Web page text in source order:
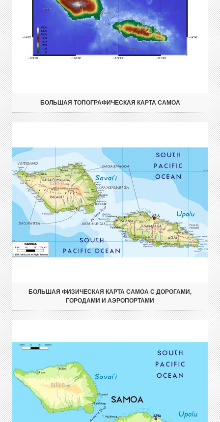
БОЛЬШАЯ ТОПОГРАФИЧЕСКАЯ КАРТА САМОА
БОЛЬШАЯ ФИЗИЧЕСКАЯ КАРТА САМОА С ДОРОГАМИ,
ГОРОДАМИ И АЭРОПОРТАМИ